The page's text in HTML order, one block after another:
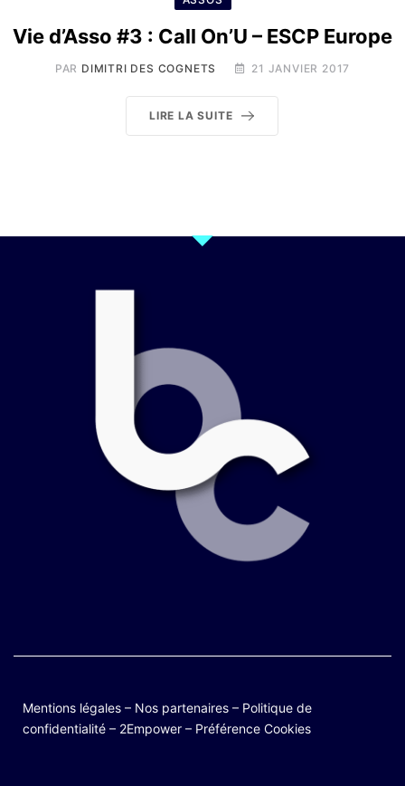
Vie d’Asso #3 : Call On’U – ESCP Europe
PAR DIMITRI DES COGNETS 21 JANVIER 2017
LIRE LA SUITE
Mentions légales – Nos partenaires – Politique de
confidentialité – 2Empower – Préférence Cookies